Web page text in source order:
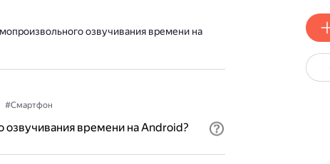
озвучивания времени на
#Смартфон
озвучивания времени на Android?